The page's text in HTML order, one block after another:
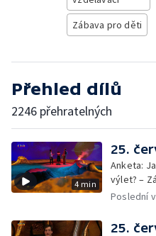
Zábava pro děti
Přehled dílů
2246 přehratelných
4 min
25.
Anketa:
výlet? –
Poslední
25.